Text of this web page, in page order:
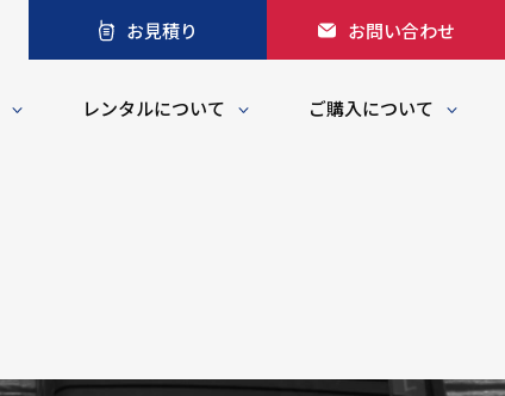
お見積り お問い合わせ
レンタルについて ご購入について